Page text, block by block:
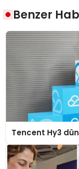
Benzer
Tencent Hy3